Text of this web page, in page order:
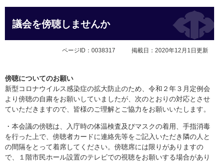
議会を傍聴しませんか
ページID：0038317 掲載日：2020年12月1日更新
傍聴についてのお願い
新型コロナウイルス感染症の拡大防止のため、令和２年３月定例会
より傍聴の自粛をお願いしていましたが、次のとおりの対応とさせ
ていただきますので、皆様のご理解とご協力をお願いいたします。
・本会議の傍聴は、入庁時の体温検査及びマスクの着用、手指消毒
を行った上で、傍聴者カードに連絡先等をご記入いただき隣の人と
の間隔をとって着席してください。傍聴席には限りがありますの
で、１階市民ホール設置のテレビでの視聴をお願いする場合があり